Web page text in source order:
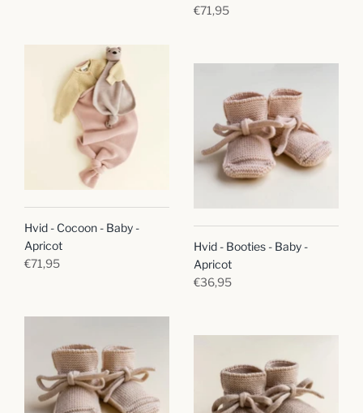
€71,95
Hvid - Cocoon - Baby -
Apricot
€71,95
Hvid - Booties - Baby -
Apricot
€36,95